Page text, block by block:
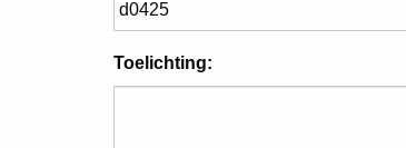
Toelichting: